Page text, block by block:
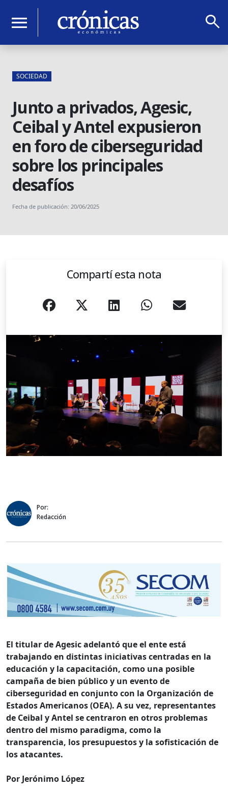
menu search
SOCIEDAD
Junto a privados, Agesic,
Ceibal y Antel expusieron
en foro de ciberseguridad
sobre los principales
desafíos
Fecha de publicación: 20/06/2025
Compartí esta nota
Por:
Redacción
El titular de Agesic adelantó que el ente está
trabajando en distintas iniciativas centradas en la
educación y la capacitación, como una posible
campaña de bien público y un evento de
ciberseguridad en conjunto con la Organización de
Estados Americanos (OEA). A su vez, representantes
de Ceibal y Antel se centraron en otros problemas
dentro del mismo paradigma, como la
transparencia, los presupuestos y la sofisticación de
los atacantes.
Por Jerónimo López